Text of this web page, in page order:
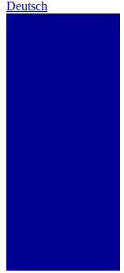
Deutsch